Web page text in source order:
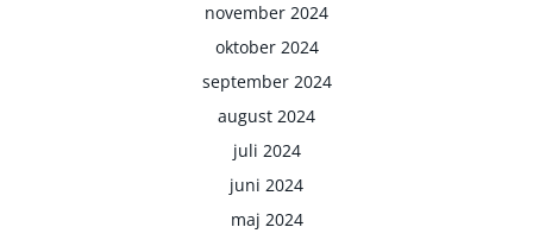
november 2024
oktober 2024
september 2024
august 2024
juli 2024
juni 2024
maj 2024